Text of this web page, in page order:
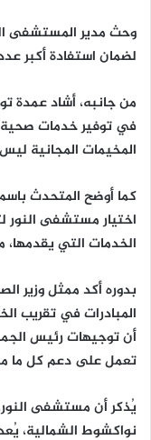
وحث مدير المستشفى
لضمان استفادة أكبر
من جانبه، أشاد عمدة
في توفير خدمات صحية
المخيمات المجانية
كما أوضح المتحدث
اختيار مستشفى النور
الخدمات التي يقدمها،
بدوره أكد ممثل وزير
المبادرات في تقريب
أن توجيهات رئيس
تعمل على دعم كل ما
يُذكر أن مستشفى
نواكشوط الشمالية،